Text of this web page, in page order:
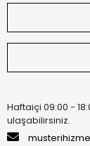
Haftaiçi 09:00 -
ulaşabilirsiniz.